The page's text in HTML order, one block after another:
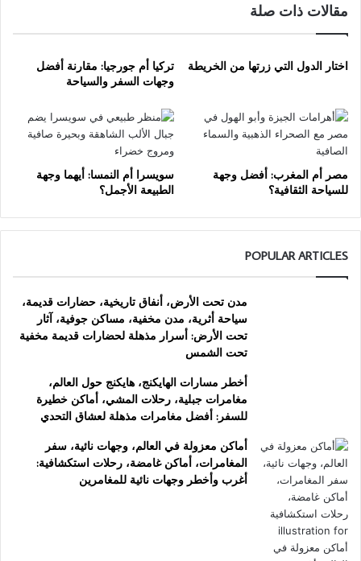
مقالات ذات صلة
اختار الدول التي زرتها من الخريطة
تركيا أم جورجيا: مقارنة أفضل
وجهات السفر والسياحة
مصر أم المغرب: أفضل وجهة
للسياحة الثقافية؟
سويسرا أم النمسا: أيهما وجهة
الطبيعة الأجمل؟
POPULAR ARTICLES
مدن تحت الأرض، أنفاق تاريخية، حضارات قديمة،
سياحة أثرية، مدن مخفية، مساكن جوفية، آثار
تحت الأرض: أسرار مذهلة لحضارات قديمة مخفية
تحت الشمس
أخطر مسارات الهايكنج، هايكنج حول العالم،
مغامرات جبلية، رحلات المشي، أماكن خطيرة
للسفر: أفضل مغامرات مذهلة لعشاق التحدي
أماكن معزولة في العالم، وجهات نائية، سفر
المغامرات، أماكن غامضة، رحلات استكشافية:
أغرب وأخطر وجهات نائية للمغامرين